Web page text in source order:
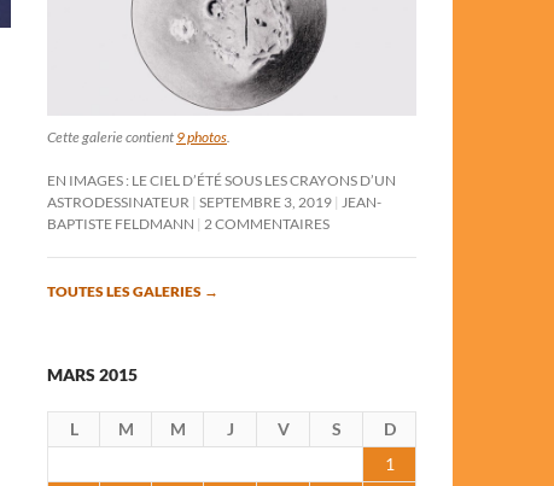
Cette galerie contient 9 photos
EN IMAGES : LE CIEL D’ÉTÉ SOUS LES CRAYONS D’UN
ASTRODESSINATEUR SEPTEMBRE 3, 2019
JEAN-
BAPTISTE FELDMANN
2 COMMENTAIRES
TOUTES LES GALERIES →
MARS 2015
L M M J V S
D
1